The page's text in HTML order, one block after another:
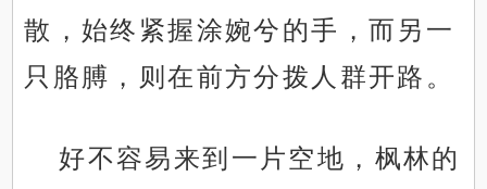
散，始终紧握涂婉兮的手，而另一
只胳膊，则在前方分拨人群开路。
好不容易来到一片空地，枫林的